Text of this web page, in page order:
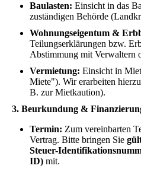
Baulasten: Einsicht in das
zuständigen Behörde
Wohnungseigentum &
Teilungserklärungen bzw.
Abstimmung mit Verwaltern
Vermietung: Einsicht in
Miete"). Wir erarbeiten
B. zur Mietkaution).
3. Beurkundung &
Termin: Zum vereinbarten
Vertrag. Bitte bringen Sie
Steuer-
ID) mit.